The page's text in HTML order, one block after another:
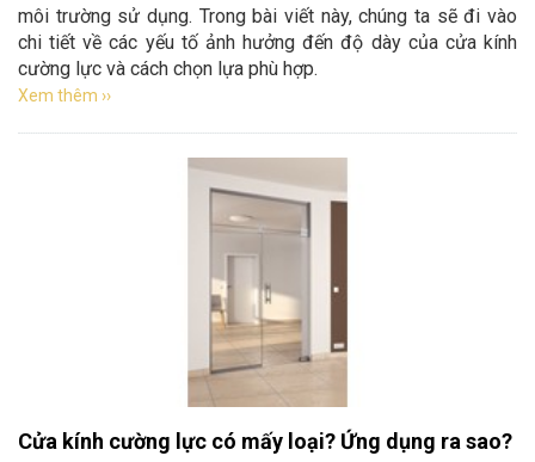
môi trường sử dụng. Trong bài viết này, chúng ta sẽ đi vào
chi tiết về các yếu tố ảnh hưởng đến độ dày của cửa kính
cường lực và cách chọn lựa phù hợp.
Xem thêm ››
Cửa kính cường lực có mấy loại? Ứng dụng ra sao?